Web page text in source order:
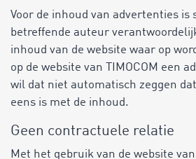
Voor de inhoud van advertenties is
betreffende auteur
inhoud van de website waar op
op de website van TIMOCOM een
wil dat niet automatisch zeggen
eens is met de inhoud.
Geen contractuele relatie
Met het gebruik van de website